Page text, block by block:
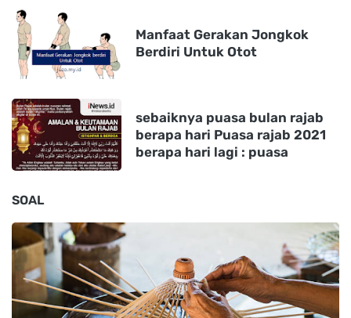
Manfaat Gerakan Jongkok
Berdiri Untuk Otot
sebaiknya puasa bulan rajab
berapa hari Puasa rajab 2021
berapa hari lagi : puasa
SOAL